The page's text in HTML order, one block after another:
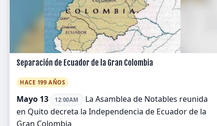
Separación de Ecuador de la Gran Colombia
HACE 199 AÑOS
Mayo 13 12:00AM
La Asamblea de Notables reunida
en Quito decreta la Independencia de Ecuador de la
Gran Colombia